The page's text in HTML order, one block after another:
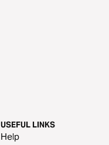
USEFUL LINKS
Help